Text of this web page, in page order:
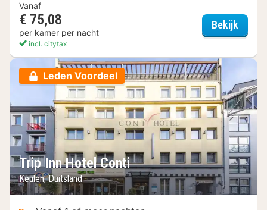
Vanaf
€ 75,08
per kamer per nacht
incl. citytax
Bekijk
Leden Voordeel
Trip Inn Hotel Conti
Keulen, Duitsland